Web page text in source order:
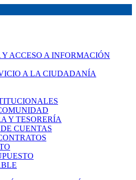
ACCESO A INFORMACIÓN
A LA CIUDADANÍA
Y TESORERÍA
CUENTAS